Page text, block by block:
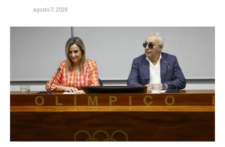
agosto 7, 2026